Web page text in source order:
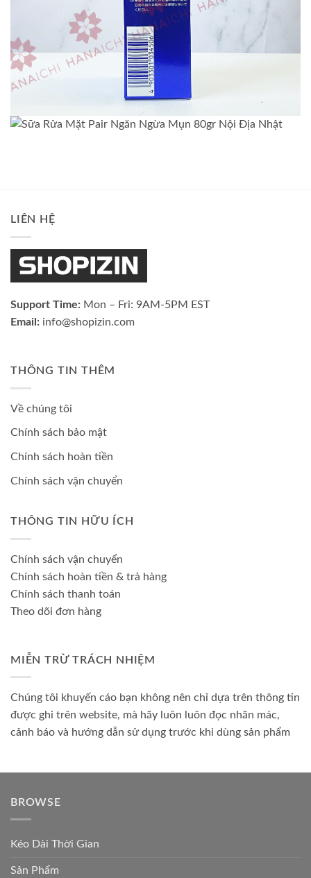
LIÊN HỆ
Support Time: Mon – Fri: 9AM-5PM EST
Email: info@shopizin.com
THÔNG TIN THÊM
Về chúng tôi
Chính sách bảo mật
Chính sách hoàn tiền
Chính sách vận chuyển
THÔNG TIN HỮU ÍCH
Chính sách vận chuyển
Chính sách hoàn tiền & trả hàng
Chính sách thanh toán
Theo dõi đơn hàng
MIỄN TRỪ TRÁCH NHIỆM
Chúng tôi khuyến cáo bạn không nên chỉ dựa trên thông tin
được ghi trên website, mà hãy luôn luôn đọc nhãn mác,
cảnh báo và hướng dẫn sử dụng trước khi dùng sản phẩm
BROWSE
Kéo Dài Thời Gian
Sản Phẩm